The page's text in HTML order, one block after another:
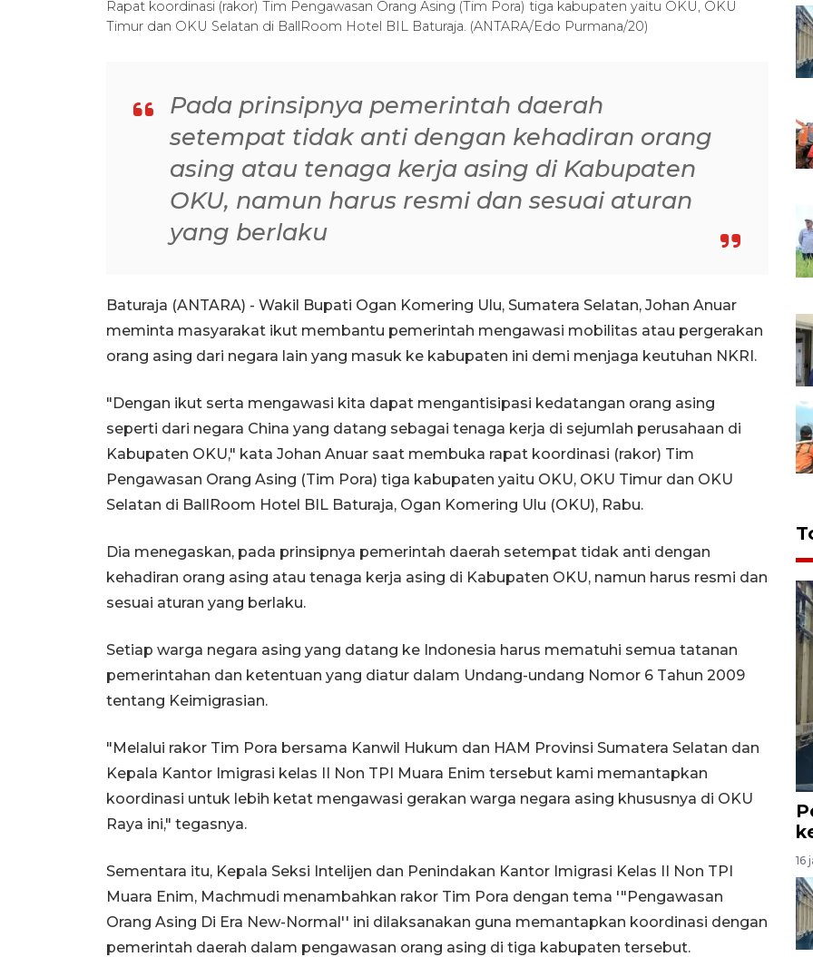
Rapat koordinasi (rakor) Tim Pengawasan Orang Asing (Tim Pora) tiga kabupaten yaitu OKU, OKU
Timur dan OKU Selatan di BallRoom Hotel BIL Baturaja. (ANTARA/Edo Purmana/20)
Pada prinsipnya pemerintah daerah
setempat tidak anti dengan kehadiran orang
asing atau tenaga kerja asing di Kabupaten
OKU, namun harus resmi dan sesuai aturan
yang berlaku
Baturaja (ANTARA) - Wakil Bupati Ogan Komering Ulu, Sumatera Selatan, Johan Anuar
meminta masyarakat ikut membantu pemerintah mengawasi mobilitas atau pergerakan
orang asing dari negara lain yang masuk ke kabupaten ini demi menjaga keutuhan NKRI.
"Dengan ikut serta mengawasi kita dapat mengantisipasi kedatangan orang asing
seperti dari negara China yang datang sebagai tenaga kerja di sejumlah perusahaan di
Kabupaten OKU," kata Johan Anuar saat membuka rapat koordinasi (rakor) Tim
Pengawasan Orang Asing (Tim Pora) tiga kabupaten yaitu OKU, OKU Timur dan OKU
Selatan di BallRoom Hotel BIL Baturaja, Ogan Komering Ulu (OKU), Rabu.
Dia menegaskan, pada prinsipnya pemerintah daerah setempat tidak anti dengan
kehadiran orang asing atau tenaga kerja asing di Kabupaten OKU, namun harus resmi dan
sesuai aturan yang berlaku.
Setiap warga negara asing yang datang ke Indonesia harus mematuhi semua tatanan
pemerintahan dan ketentuan yang diatur dalam Undang-undang Nomor 6 Tahun 2009
tentang Keimigrasian.
"Melalui rakor Tim Pora bersama Kanwil Hukum dan HAM Provinsi Sumatera Selatan dan
Kepala Kantor Imigrasi kelas II Non TPI Muara Enim tersebut kami memantapkan
koordinasi untuk lebih ketat mengawasi gerakan warga negara asing khususnya di OKU
Raya ini," tegasnya.
Sementara itu, Kepala Seksi Intelijen dan Penindakan Kantor Imigrasi Kelas II Non TPI
Muara Enim, Machmudi menambahkan rakor Tim Pora dengan tema '"Pengawasan
Orang Asing Di Era New-Normal'' ini dilaksanakan guna memantapkan koordinasi dengan
pemerintah daerah dalam pengawasan orang asing di tiga kabupaten tersebut.
16